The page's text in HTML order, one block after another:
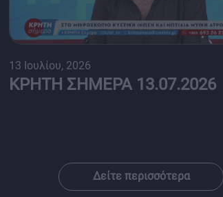
13 Ιουλίου, 2026
ΚΡΗΤΗ ΣΗΜΕΡΑ 13.07.2026
Δείτε περισσότερα